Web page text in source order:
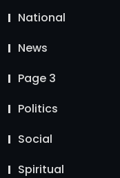
National
News
Page 3
Politics
Social
Spiritual